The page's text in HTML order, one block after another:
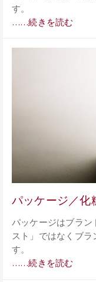
す。
……続きを読む
パッケージ／化
パッケージはブラン
スト」ではなくブ
す。
……続きを読む